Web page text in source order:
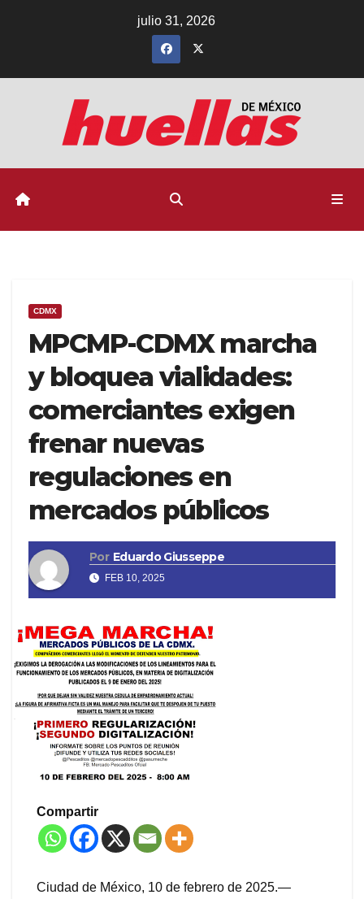
julio 31, 2026
CDMX
MPCMP-CDMX marcha
y bloquea vialidades:
comerciantes exigen
frenar nuevas
regulaciones en
mercados públicos
Por Eduardo Giusseppe
FEB 10, 2025
Compartir
Ciudad de México, 10 de febrero de 2025.—